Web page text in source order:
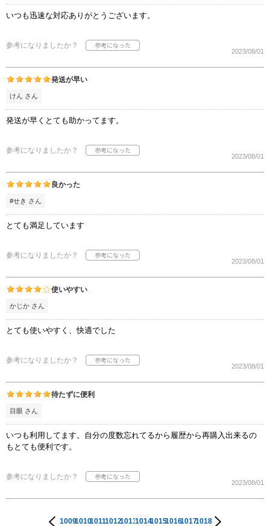
いつも迅速な対応ありがとうございます。
参考になりましたか？
2023/08/01
発送が早い
けん さん
発送が早くとても助かってます。
参考になりましたか？
2023/08/01
良かった
#せき さん
とても満足しています
参考になりましたか？
2023/08/01
使いやすい
かじか さん
とても使いやすく、快適でした
参考になりましたか？
2023/08/01
待たずに便利
目眼 さん
いつも利用してます。自分の度数忘れてるから履歴から再購入出来るの
もとても便利です。
参考になりましたか？
2023/08/01
1009101010111012101310141015101610171018